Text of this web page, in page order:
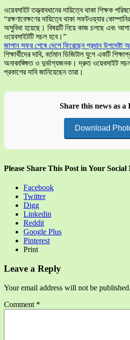
ওয়েবসাইট তত্ত্বাবধানের দায়িত্বে থাকা শিক্ষক
“রক্ষণাবেক্ষণের দায়িত্বে থাকা সফটওয়্যার
অসুবিধা হয়েছে। বিষয়টি নিয়ে কাজ চলছে এবং
ওয়েবসাইটটি সচল হবে।”
জাপান সফর শেষে দেশে ফিরেছেন প্রধান
শিক্ষার্থীদের দাবি, বর্তমান ডিজিটাল যুগে একটি
অনাকাঙ্ক্ষিত ও দুর্ভাগ্যজনক। দ্রুত ওয়েবসাইট
প্রকাশের দাবি জানিয়েছেন তারা।
Share this news as
Download
Please Share This Post in Your Social
Facebook
Twitter
Digg
Linkedin
Reddit
Google Plus
Pinterest
Print
Leave a Reply
Your email address will not be published.
Comment *